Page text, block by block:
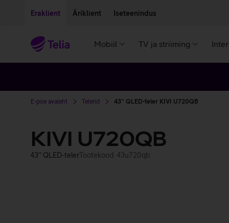
Eraklient Äriklient Iseteenindus
Mobiil TV ja striiming
E-poe avaleht Telerid 43'' QLED-teler KIVI U720QB
KIVI U720QB
43'' QLED-telerTootekood: 43u720qb